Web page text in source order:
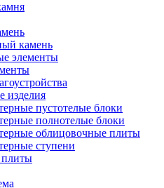
камень
элементы
изделия
пустотелые блоки
полнотелые блоки
облицовочные плиты
ступени